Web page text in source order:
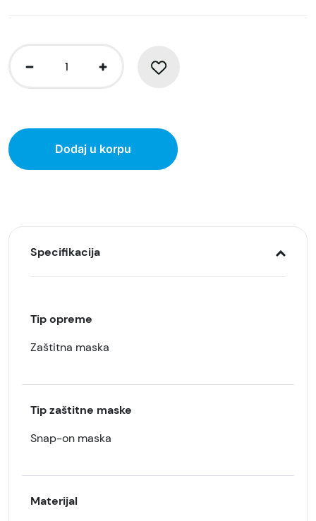
Dodaj u korpu
Specifikacija
Tip opreme
Zaštitna maska
Tip zaštitne maske
Snap-on maska
Materijal